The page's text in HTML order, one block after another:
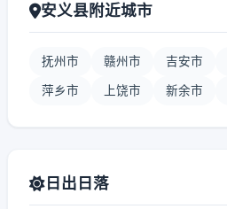
安义县附近城市
抚州市 赣州市 吉安市
萍乡市 上饶市 新余市
日出日落